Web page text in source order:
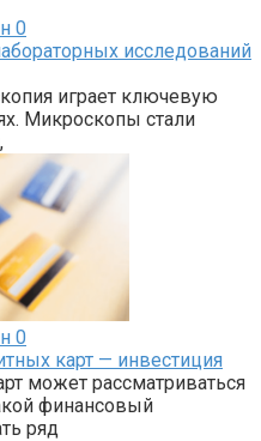
0
исследований
играет ключевую
Микроскопы стали
0
карт — инвестиция
может рассматриваться
финансовый
ряд